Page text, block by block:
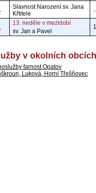
Slavnost Narození sv. Jana
Křtitele
13. neděle v mezidobí
sv. Jan a Pavel
v okolních obcích
farnost Opatov
Luková, Horní Třešňovec